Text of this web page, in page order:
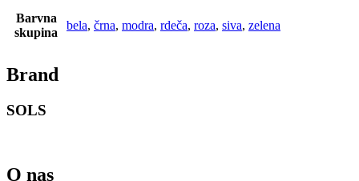
Barvna
skupina
bela, črna, modra, rdeča, roza, siva, zelena
Brand
SOLS
O nas